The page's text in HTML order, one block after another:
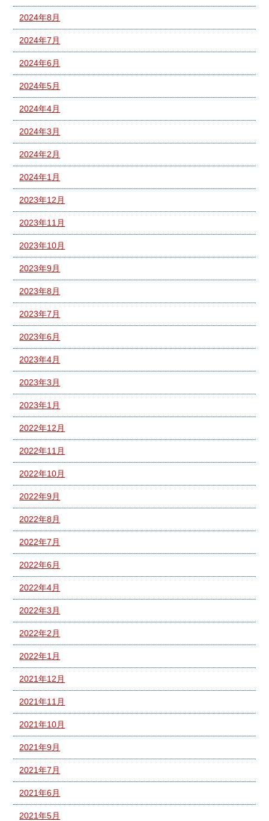
2024年8月
2024年7月
2024年6月
2024年5月
2024年4月
2024年3月
2024年2月
2024年1月
2023年12月
2023年11月
2023年10月
2023年9月
2023年8月
2023年7月
2023年6月
2023年4月
2023年3月
2023年1月
2022年12月
2022年11月
2022年10月
2022年9月
2022年8月
2022年7月
2022年6月
2022年4月
2022年3月
2022年2月
2022年1月
2021年12月
2021年11月
2021年10月
2021年9月
2021年7月
2021年6月
2021年5月